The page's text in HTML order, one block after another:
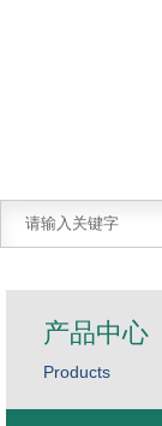
产品中心
Products